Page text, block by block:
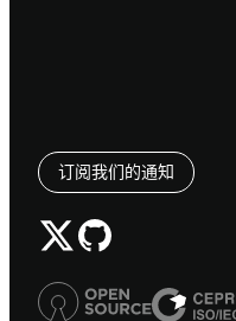
订阅我们的通知